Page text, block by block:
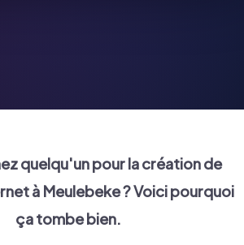
quelqu'un pour la création de
à Meulebeke? Voici pourquoi
ça tombe bien.